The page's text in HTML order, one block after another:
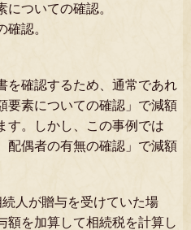
ついての確認。
認。
を確認するため、通常であれ
素についての確認」で減額
す。しかし、この事例では
配偶者の有無の確認」で減額
人が贈与を受けていた場
額を加算して相続税を計算し